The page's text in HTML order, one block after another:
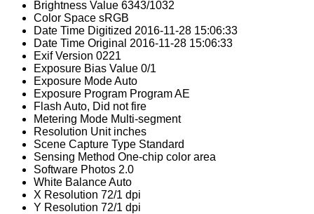
Brightness Value 6343/1032
Color Space sRGB
Date Time Digitized 2016-11-28 15:06:33
Date Time Original 2016-11-28 15:06:33
Exif Version 0221
Exposure Bias Value 0/1
Exposure ModeAuto
Exposure Program Program AE
Flash Auto, Did not fire
Metering Mode Multi-segment
Resolution Unit inches
Scene Capture Type Standard
Sensing Method One-chip color area
Software Photos 2.0
White BalanceAuto
X Resolution 72/1 dpi
Y Resolution 72/1 dpi